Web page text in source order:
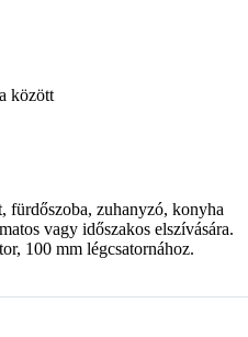
között
zuhanyzó, konyha
vagy időszakos elszívására.
100 mm légcsatornához.